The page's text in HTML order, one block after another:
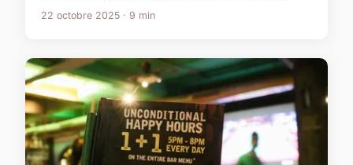
22 octobre 2025 · 9 min